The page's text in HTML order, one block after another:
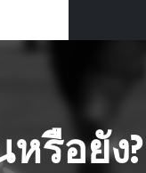
รือยัง?